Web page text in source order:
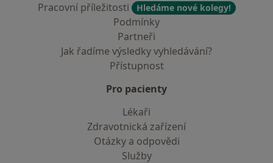
Pracovní příležitosti
Hledáme nové kolegy!
Podmínky
Partneři
Jak řadíme výsledky vyhledávání?
Přístupnost
Pro pacienty
Lékaři
Zdravotnická zařízení
Otázky a odpovědi
Služby